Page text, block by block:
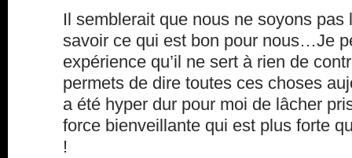
Il semblerait que nous ne soyons
savoir ce qui est bon pour nous…Je
expérience qu’il ne sert à rien de
permets de dire toutes ces choses
a été hyper dur pour moi de lâcher
force bienveillante qui est plus forte
!